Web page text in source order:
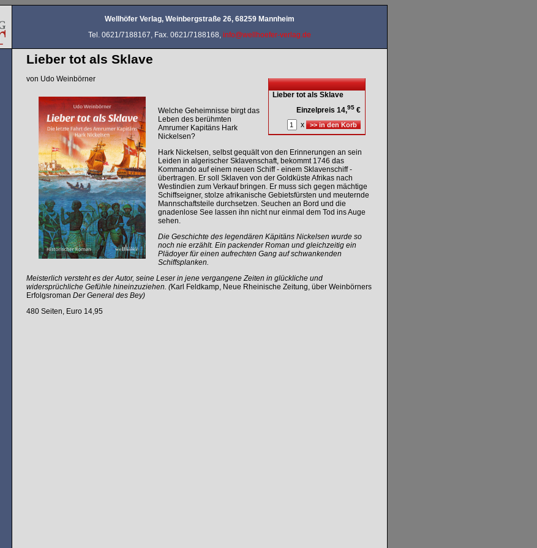
Wellhöfer Verlag, Weinbergstraße 26, 68259 Mannheim
Tel. 0621/7188167, Fax. 0621/7188168, info@wellhoefer-verlag.de
Lieber tot als Sklave
Lieber tot als Sklave
Einzelpreis 14,95 €
x
von Udo Weinbörner
Welche Geheimnisse birgt das
Leben des berühmten
Amrumer Kapitäns Hark
Nickelsen?
Hark Nickelsen, selbst gequält von den Erinnerungen an sein
Leiden in algerischer Sklavenschaft, bekommt 1746 das
Kommando auf einem neuen Schiff - einem Sklavenschiff -
übertragen. Er soll Sklaven von der Goldküste Afrikas nach
Westindien zum Verkauf bringen. Er muss sich gegen mächtige
Schiffseigner, stolze afrikanische Gebietsfürsten und meuternde
Mannschaftsteile durchsetzen. Seuchen an Bord und die
gnadenlose See lassen ihn nicht nur einmal dem Tod ins Auge
sehen.
Die Geschichte des legendären Käpitäns Nickelsen wurde so
noch nie erzählt. Ein packender Roman und gleichzeitig ein
Plädoyer für einen aufrechten Gang auf schwankenden
Schiffsplanken.
Meisterlich versteht es der Autor, seine Leser in jene vergangene Zeiten in glückliche und
widersprüchliche Gefühle hineinzuziehen. (Karl Feldkamp, Neue Rheinische Zeitung, über Weinbörners
Erfolgsroman Der General des Bey)
480 Seiten, Euro 14,95